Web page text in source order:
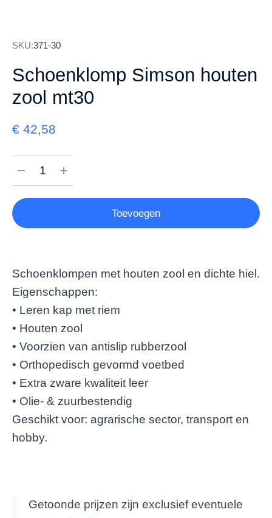
SKU:371-30
Schoenklomp Simson houten
zool mt30
€ 42,58
Toevoegen
Schoenklompen met houten zool en dichte hiel.
Eigenschappen:
• Leren kap met riem
• Houten zool
• Voorzien van antislip rubberzool
• Orthopedisch gevormd voetbed
• Extra zware kwaliteit leer
• Olie- & zuurbestendig
Geschikt voor: agrarische sector, transport en
hobby.
Getoonde prijzen zijn exclusief eventuele